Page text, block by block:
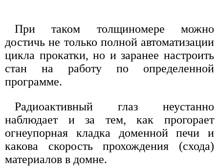
При таком толщиномере можно
достичь не только полной автоматизации
цикла прокатки, но и заранее настроить
стан на работу по определенной
программе.
Радиоактивный глаз неустанно
наблюдает и за тем, как прогорает
огнеупорная кладка доменной печи и
какова скорость прохождения (схода)
материалов в домне.